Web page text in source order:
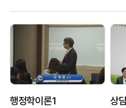
행정학이론1 상